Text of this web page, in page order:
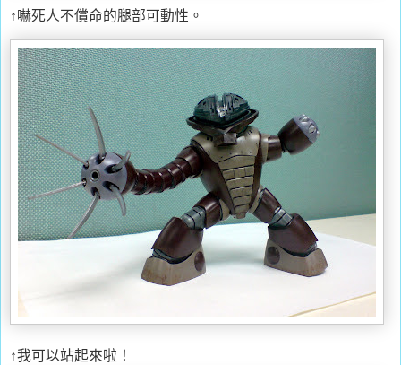
↑嚇死人不償命的腿部可動性。
↑我可以站起來啦！